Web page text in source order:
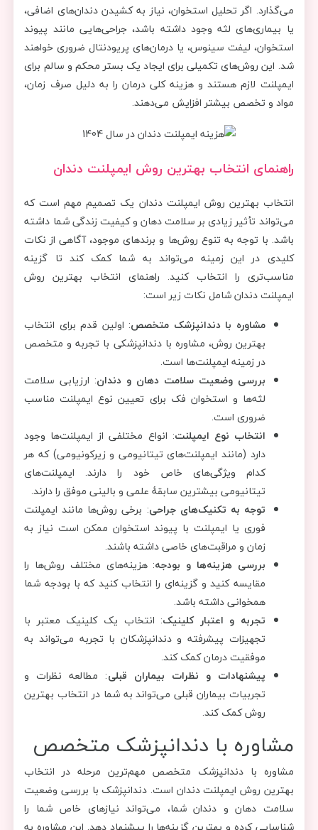
می‌گذارد. اگر تحلیل استخوان، نیاز به کشیدن دندان‌های اضافی،
یا بیماری‌های لثه وجود داشته باشد، جراحی‌هایی مانند پیوند
استخوان، لیفت سینوس، یا درمان‌های پریودنتال ضروری خواهند
شد. این روش‌های تکمیلی برای ایجاد یک بستر محکم و سالم برای
ایمپلنت لازم هستند و هزینه کلی درمان را به دلیل صرف زمان،
مواد و تخصص بیشتر افزایش می‌دهند.
راهنمای انتخاب بهترین روش ایمپلنت دندان
انتخاب بهترین روش ایمپلنت دندان یک تصمیم مهم است که
می‌تواند تأثیر زیادی بر سلامت دهان و کیفیت زندگی شما داشته
باشد. با توجه به تنوع روش‌ها و برندهای موجود، آگاهی از نکات
کلیدی در این زمینه می‌تواند به شما کمک کند تا گزینه
مناسب‌تری را انتخاب کنید. راهنمای انتخاب بهترین روش
ایمپلنت دندان شامل نکات زیر است:
مشاوره با دندانپزشک متخصص: اولین قدم برای انتخاب
بهترین روش، مشاوره با دندانپزشکی با تجربه و متخصص
در زمینه ایمپلنت‌ها است.
بررسی وضعیت سلامت دهان و دندان: ارزیابی سلامت
لثه‌ها و استخوان فک برای تعیین نوع ایمپلنت مناسب
ضروری است.
انتخاب نوع ایمپلنت: انواع مختلفی از ایمپلنت‌ها وجود
دارد (مانند ایمپلنت‌های تیتانیومی و زیرکونیومی) که هر
کدام ویژگی‌های خاص خود را دارند. ایمپلنت‌های
تیتانیومی بیشترین سابقهٔ علمی و بالینی موفق را دارند.
توجه به تکنیک‌های جراحی: برخی روش‌ها مانند ایمپلنت
فوری یا ایمپلنت با پیوند استخوان ممکن است نیاز به
زمان و مراقبت‌های خاصی داشته باشند.
بررسی هزینه‌ها و بودجه: هزینه‌های مختلف روش‌ها را
مقایسه کنید و گزینه‌ای را انتخاب کنید که با بودجه شما
همخوانی داشته باشد.
تجربه و اعتبار کلینیک: انتخاب یک کلینیک معتبر با
تجهیزات پیشرفته و دندانپزشکان با تجربه می‌تواند به
موفقیت درمان کمک کند.
پیشنهادات و نظرات بیماران قبلی: مطالعه نظرات و
تجربیات بیماران قبلی می‌تواند به شما در انتخاب بهترین
روش کمک کند.
مشاوره با دندانپزشک متخصص
مشاوره با دندانپزشک متخصص مهم‌ترین مرحله در انتخاب
بهترین روش ایمپلنت دندان است. دندانپزشک با بررسی وضعیت
سلامت دهان و دندان شما، می‌تواند نیازهای خاص شما را